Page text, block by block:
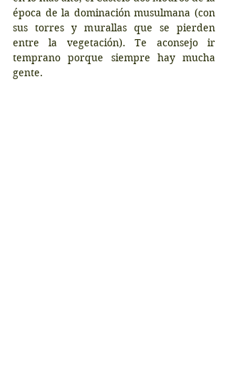
época de la dominación musulmana (con
sus torres y murallas que se pierden
entre la vegetación). Te aconsejo ir
temprano porque siempre hay mucha
gente.